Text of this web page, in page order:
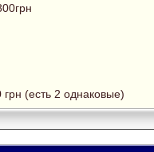
(есть 2 однаковые)